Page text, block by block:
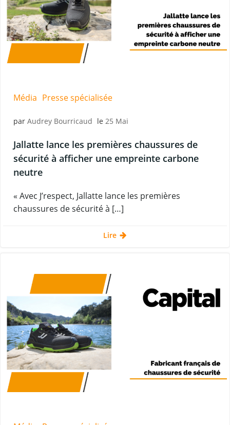
Média Presse spécialisée
par Audrey Bourricaud le 25 Mai
Jallatte lance les premières chaussures de
sécurité à afficher une empreinte carbone
neutre
« Avec J’respect, Jallatte lance les premières
chaussures de sécurité à […]
Lire